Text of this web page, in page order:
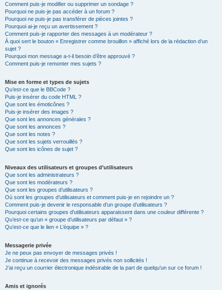
Comment puis-je modifier ou supprimer un sondage ?
Pourquoi ne puis-je pas accéder à un forum ?
Pourquoi ne puis-je pas transférer de pièces jointes ?
Pourquoi ai-je reçu un avertissement ?
Comment puis-je rapporter des messages à un modérateur ?
À quoi sert le bouton « Enregistrer comme brouillon » affiché lors de la rédaction d’un
sujet ?
Pourquoi mon message a-t-il besoin d’être approuvé ?
Comment puis-je remonter mes sujets ?
Mise en forme et types de sujets
Qu’est-ce que le BBCode ?
Puis-je insérer du code HTML ?
Que sont les émoticônes ?
Puis-je insérer des images ?
Que sont les annonces générales ?
Que sont les annonces ?
Que sont les notes ?
Que sont les sujets verrouillés ?
Que sont les icônes de sujet ?
Niveaux des utilisateurs et groupes d’utilisateurs
Que sont les administrateurs ?
Que sont les modérateurs ?
Que sont les groupes d’utilisateurs ?
Où sont les groupes d’utilisateurs et comment puis-je en rejoindre un ?
Comment puis-je devenir le responsable d’un groupe d’utilisateurs ?
Pourquoi certains groupes d’utilisateurs apparaissent dans une couleur différente ?
Qu’est-ce qu’un « groupe d’utilisateurs par défaut » ?
Qu’est-ce que le lien « L’équipe » ?
Messagerie privée
Je ne peux pas envoyer de messages privés !
Je continue à recevoir des messages privés non sollicités !
J’ai reçu un courrier électronique indésirable de la part de quelqu’un sur ce forum !
Amis et ignorés